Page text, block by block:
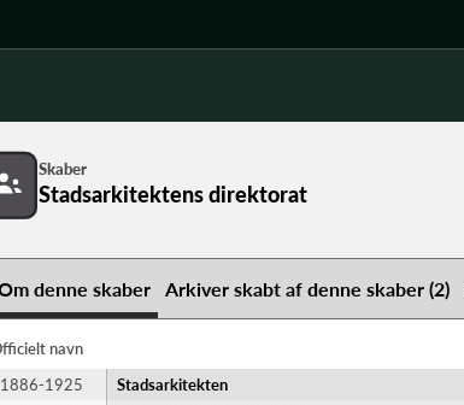
Skaber
Stadsarkitektens direktorat
denne skaber Arkiver skabt af denne skaber (2)
navn
1886-1925
Stadsarkitekten